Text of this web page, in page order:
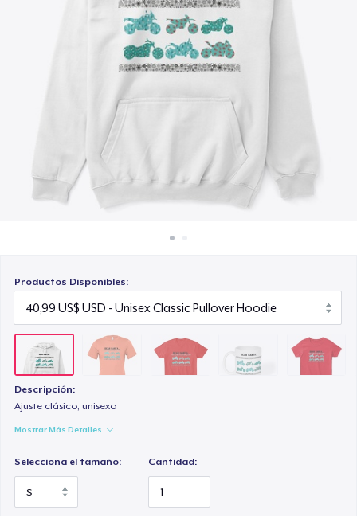
Venda en todas partes
Venda lo que sea
Productos Disponibles:
Descripción:
Ajuste clásico, unisexo
Mostrar Más Detalles
Selecciona el tamaño: Cantidad:
23,99 US$
Women's Classic Tee
23,99 US$
24,99 US$